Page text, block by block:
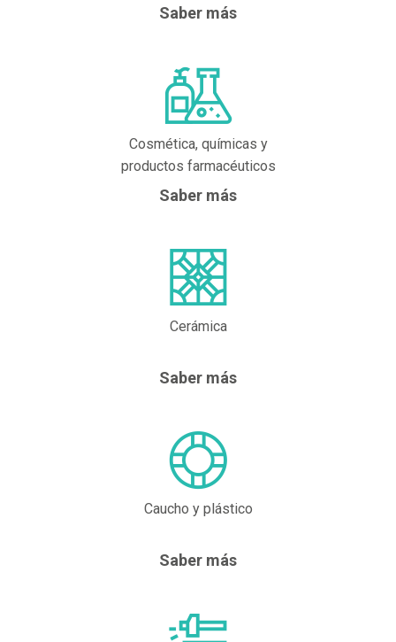
Saber más
Cosmética, químicas y
productos farmacéuticos
Saber más
Cerámica
Saber más
Caucho y plástico
Saber más